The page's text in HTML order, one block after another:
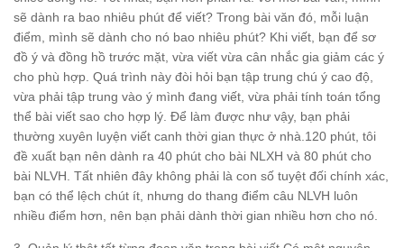
sẽ dành ra bao nhiêu phút để viết? Trong bài văn đó, mỗi luận
điểm, mình sẽ dành cho nó bao nhiêu phút? Khi viết, bạn để sơ
đồ ý và đồng hồ trước mặt, vừa viết vừa cân nhắc gia giảm các ý
cho phù hợp. Quá trình này đòi hỏi bạn tập trung chú ý cao độ,
vừa phải tập trung vào ý mình đang viết, vừa phải tính toán tổng
thể bài viết sao cho hợp lý. Để làm được như vậy, bạn phải
thường xuyên luyện viết canh thời gian thực ở nhà.120 phút, tôi
đề xuất bạn nên dành ra 40 phút cho bài NLXH và 80 phút cho
bài NLVH. Tất nhiên đây không phải là con số tuyệt đối chính xác,
bạn có thể lệch chút ít, nhưng do thang điểm câu NLVH luôn
nhiều điểm hơn, nên bạn phải dành thời gian nhiều hơn cho nó.